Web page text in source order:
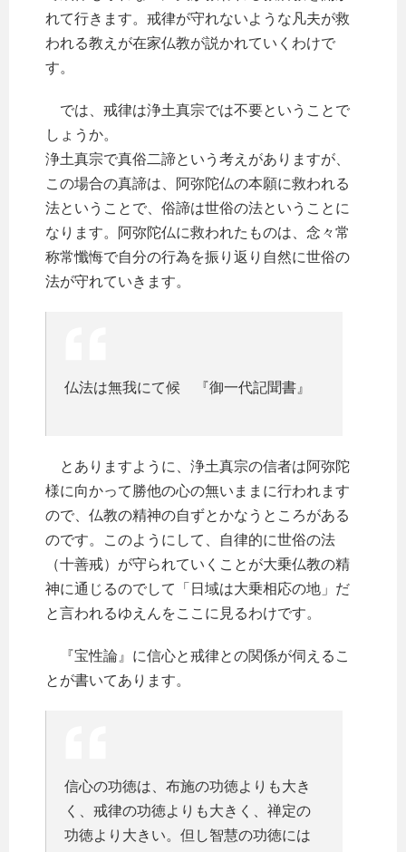
れて行きます。戒律が守れないような凡夫が救
われる教えが在家仏教が説かれていくわけで
す。
では、戒律は浄土真宗では不要ということで
しょうか。
浄土真宗で真俗二諦という考えがありますが、
この場合の真諦は、阿弥陀仏の本願に救われる
法ということで、俗諦は世俗の法ということに
なります。阿弥陀仏に救われたものは、念々常
称常懺悔で自分の行為を振り返り自然に世俗の
法が守れていきます。
仏法は無我にて候 『御一代記聞書』
とありますように、浄土真宗の信者は阿弥陀
様に向かって勝他の心の無いままに行われます
ので、仏教の精神の自ずとかなうところがある
のです。このようにして、自律的に世俗の法
（十善戒）が守られていくことが大乗仏教の精
神に通じるのでして「日域は大乗相応の地」だ
と言われるゆえんをここに見るわけです。
『宝性論』に信心と戒律との関係が伺えるこ
とが書いてあります。
信心の功徳は、布施の功徳よりも大き
く、戒律の功徳よりも大きく、禅定の
功徳より大きい。但し智慧の功徳には